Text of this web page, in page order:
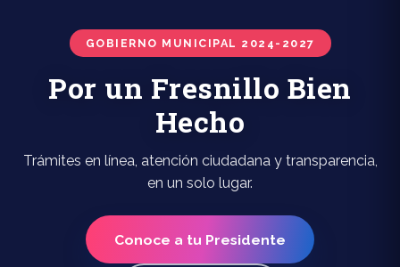
GOBIERNO MUNICIPAL 2024-2027
Por un Fresnillo Bien
Hecho
Trámites en línea, atención ciudadana y transparencia,
en un solo lugar.
Conoce a tu Presidente